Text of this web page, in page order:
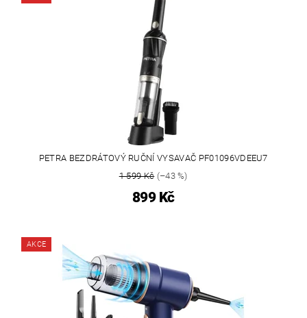
PETRA BEZDRÁTOVÝ RUČNÍ VYSAVAČ PF01096VDEEU7
1 599 Kč(–43 %)
899 Kč
AKCE